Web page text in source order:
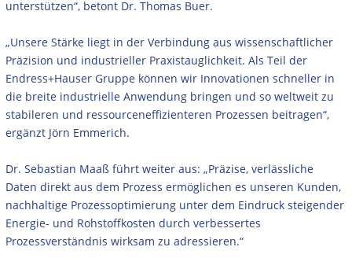
unterstützen“, betont Dr. Thomas Buer.
„Unsere Stärke liegt in der Verbindung aus wissenschaftlicher
Präzision und industrieller Praxistauglichkeit. Als Teil der
Endress+Hauser Gruppe können wir Innovationen schneller in
die breite industrielle Anwendung bringen und so weltweit zu
stabileren und ressourceneffizienteren Prozessen beitragen“,
ergänzt Jörn Emmerich.
Dr. Sebastian Maaß führt weiter aus: „Präzise, verlässliche
Daten direkt aus dem Prozess ermöglichen es unseren Kunden,
nachhaltige Prozessoptimierung unter dem Eindruck steigender
Energie- und Rohstoffkosten durch verbessertes
Prozessverständnis wirksam zu adressieren.“